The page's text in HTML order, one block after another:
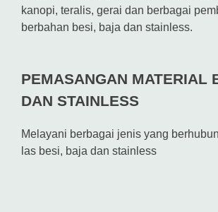
kanopi, teralis, gerai dan berbagai
berbahan besi, baja dan stainless.
PEMASANGAN MATERIAL
DAN STAINLESS
Melayani berbagai jenis yang
las besi, baja dan stainless